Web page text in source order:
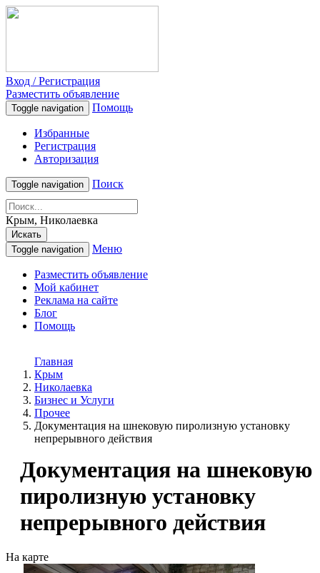
Вход / Регистрация
Разместить объявление
Toggle navigation Помощь
Избранные
Регистрация
Авторизация
Toggle navigation Поиск
Крым, Николаевка
Искать
Toggle navigation
Меню
Разместить объявление
Мой кабинет
Реклама на сайте
Блог
Помощь
Главная
Крым
Николаевка
Бизнес и Услуги
Прочее
Документация на шнековую пиролизную установку
непрерывного действия
Документация на шнековую
пиролизную установку
непрерывного действия
На карте